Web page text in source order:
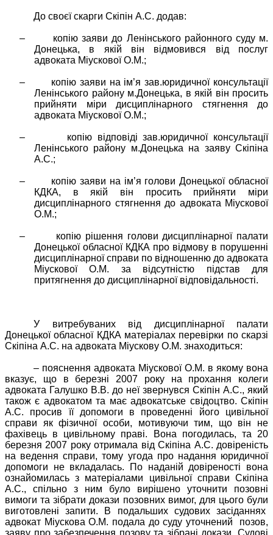
До своєї скарги Скіпін А.С. додав:
–
копію заяви до Ленінського районного суду м.
Донецька, в якій він відмовився від послуг
адвоката Міускової О.М.;
–
копію заяви на ім’я зав.юридичної консультації
Ленінського району м.Донецька, в якій він просить
прийняти міри дисциплінарного стягнення до
адвоката Міускової О.М.;
–
копію відповіді зав.юридичної консультації
Ленінського району м.Донецька на заяву Скіпіна
А.С.;
–
копію заяви на ім’я голови Донецької обласної
КДКА, в якій він просить прийняти міри
дисциплінарного стягнення до адвоката Міускової
О.М.;
–
копію рішення голови дисциплінарної палати
Донецької обласної КДКА про відмову в порушенні
дисциплінарної справи по відношенню до адвоката
Міускової О.М. за відсутністю підстав для
притягнення до дисциплінарної відповідальності.
У витребуваних від дисциплінарної палати
Донецької обласної КДКА матеріалах перевірки по скарзі
Скіпіна А.С. на адвоката Міускову О.М. знаходиться:
– пояснення адвоката Міускової О.М. в якому вона
вказує, що в березні 2007 року на прохання колеги
адвоката Галушко В.В. до неї звернувся Скіпін А.С., який
також є адвокатом та має адвокатське свідоцтво. Скіпін
А.С. просив її допомоги в проведенні його цивільної
справи як фізичної особи, мотивуючи тим, що він не
фахівець в цивільному праві. Вона погодилась, та 20
березня 2007 року отримала від Скіпіна А.С. довіреність
на ведення справи, тому угода про надання юридичної
допомоги не вкладалась. По наданій довіреності вона
ознайомилась з матеріалами цивільної справи Скіпіна
А.С., спільно з ним було вирішено уточнити позовні
вимоги та зібрати докази позовних вимог, для цього були
виготовлені запити. В подальших судових засіданнях
адвокат Міускова О.М. подала до суду уточнений
позов,
заяву про забезпечення позову та зібрані докази. Судові